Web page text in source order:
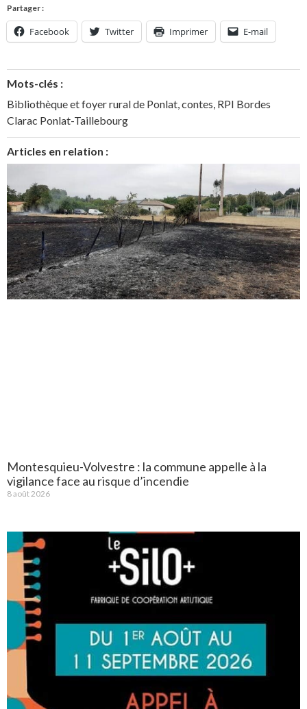
Partager :
Facebook Twitter Imprimer E-mail
Mots-clés :
Bibliothèque et foyer rural de Ponlat,contes, RPI Bordes
Clarac Ponlat-Taillebourg
Articles en relation :
Montesquieu-Volvestre : la commune appelle à la
vigilance face au risque d’incendie
8 août 2026